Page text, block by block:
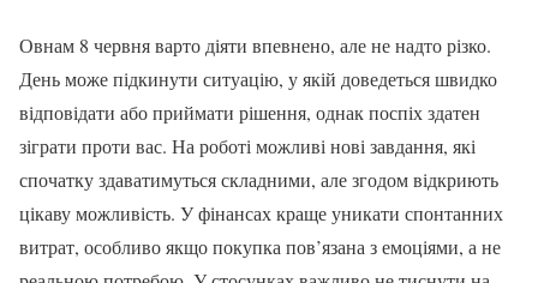
Овнам 8 червня варто діяти впевнено, але не надто різко.
День може підкинути ситуацію, у якій доведеться швидко
відповідати або приймати рішення, однак поспіх здатен
зіграти проти вас. На роботі можливі нові завдання, які
спочатку здаватимуться складними, але згодом відкриють
цікаву можливість. У фінансах краще уникати спонтанних
витрат, особливо якщо покупка пов’язана з емоціями, а не